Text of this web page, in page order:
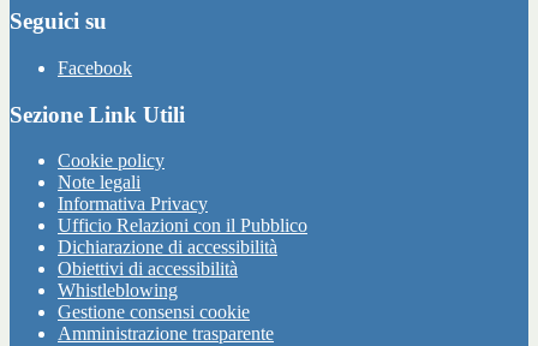
Seguici su
Facebook
Sezione Link Utili
Cookie policy
Note legali
Informativa Privacy
Ufficio Relazioni con il Pubblico
Dichiarazione di accessibilità
Obiettivi di accessibilità
Whistleblowing
Gestione consensi cookie
Amministrazione trasparente